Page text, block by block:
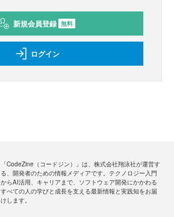
新規会員登録 無料
ログイン
「CodeZine（コードジン）」は、株式会社翔泳社が運営す
る、開発者のための情報メディアです。テクノロジー入門
からAI活用、キャリアまで、ソフトウェア開発にかかわる
すべての人の学びと成長を支える最新情報と実践知をお届
けします。